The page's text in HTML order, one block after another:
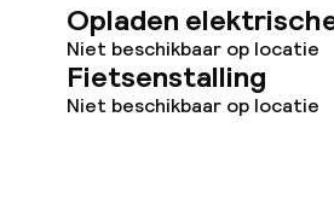
Opladen
Niet beschikbaar op locatie
Fietsenstalling
Niet beschikbaar op locatie